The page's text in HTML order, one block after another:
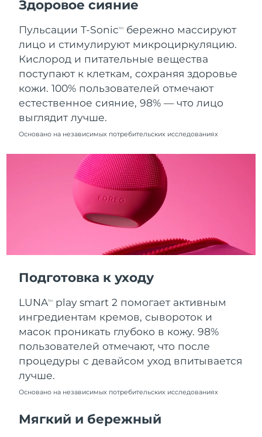
Здоровое сияние
Пульсации T-SonicTM
бережно массируют
лицо и стимулируют микроциркуляцию.
Кислород и питательные вещества
поступают к клеткам, сохраняя здоровье
кожи. 100% пользователей отмечают
естественное сияние, 98% — что лицо
выглядит лучше.
Основано на независимых потребительских исследованиях
Подготовка к уходу
LUNATM
play smart 2 помогает активным
ингредиентам кремов, сывороток и
масок проникать глубоко в кожу. 98%
пользователей отмечают, что после
процедуры с девайсом уход впитывается
лучше.
Основано на независимых потребительских исследованиях
Мягкий и бережный
Нидерланды
Ожидаемая дата доставки
10/08/2026
Новая Зеландия
Ожидаемая дата доставки
10/08/2026
Норвегия
Ожидаемая дата доставки
10/08/2026
Оман
Ожидаемая дата доставки
Филиппины
Ожидаемая дата доставки
Ожидаемая дата доставки
Ожидаемая дата доставки
10/08/2026
Пуэрто-Рико
Ожидаемая дата доставки
Катар
Ожидаемая дата доставки
11/08/2026
Реюньон
Ожидаемая дата доставки
Румыния
10/08/2026
Россия
Ожидаемая дата доставки